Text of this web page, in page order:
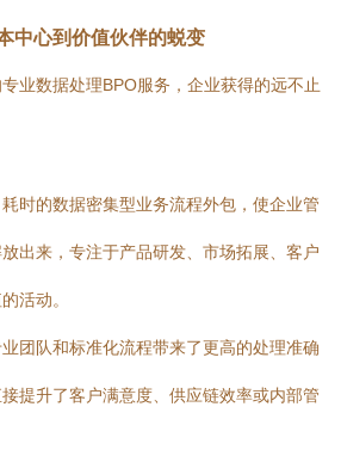
中心到价值伙伴的蜕变
业数据处理BPO服务，企业获得的远不止
耗时的数据密集型业务流程外包，使企业管
出来，专注于产品研发、市场拓展、客户
活动。
业团队和标准化流程带来了更高的处理准确
提升了客户满意度、供应链效率或内部管